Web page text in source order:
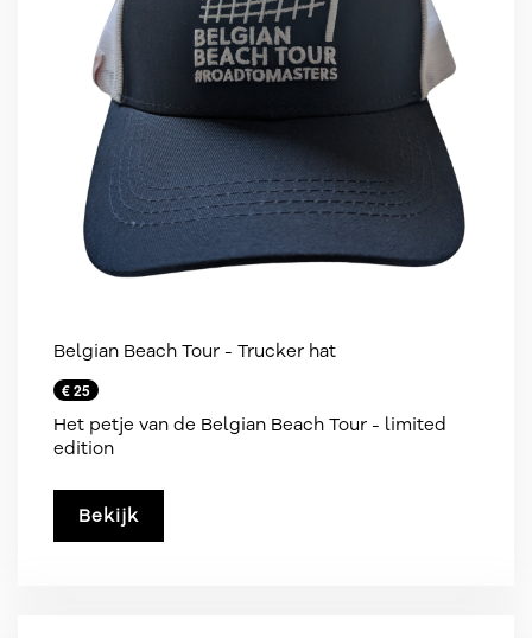
Belgian Beach Tour - Trucker hat
€ 25
Het petje van de Belgian Beach Tour - limited
edition
Bekijk